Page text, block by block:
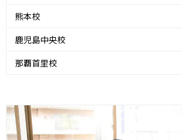
熊本校
鹿児島中央校
那覇首里校